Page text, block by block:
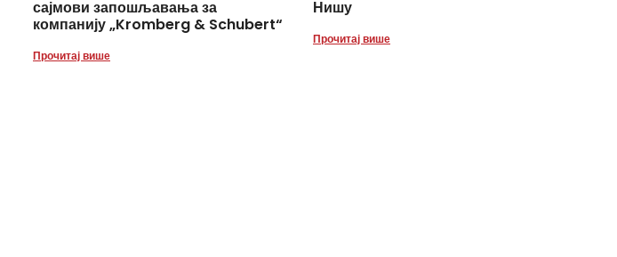
сајмови запошљавања за
компанију „Kromberg & Schubert“
Прочитај више
Нишу
Прочитај више